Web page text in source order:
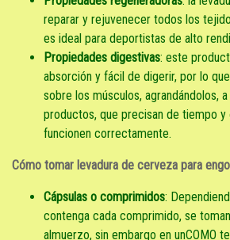
reparar y rejuvenecer todos los
es ideal para deportistas de alto
Propiedades digestivas: este
absorción y fácil de digerir, por lo
sobre los músculos, agrandándolos,
productos, que precisan de tiempo
funcionen correctamente.
Cómo tomar levadura de cerveza para
Cápsulas o comprimidos:
contenga cada comprimido, se
almuerzo, sin embargo en unCOMO